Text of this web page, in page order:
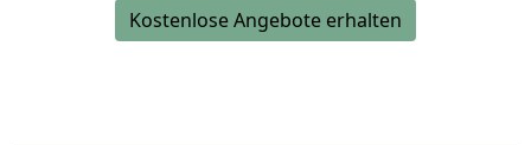
Kostenlose Angebote erhalten